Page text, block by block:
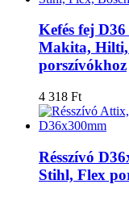
Kefés fej
Makita, Hilti,
porszívókhoz
4 318 Ft
Résszívó
Stihl, Flex